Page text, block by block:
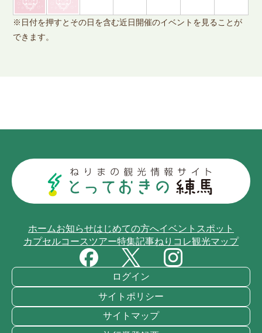
※日付を押すとその日を含む近日開催のイベントを見ることが
できます。
ホームお知らせはじめての方へイベントスポット
カプセルコースツアー特集記事ねりコレ観光マップ
ログイン
サイトポリシー
サイトマップ